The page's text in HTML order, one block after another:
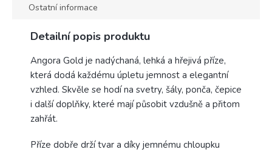
Ostatní informace
Detailní popis produktu
Angora Gold je nadýchaná, lehká a hřejivá příze,
která dodá každému úpletu jemnost a elegantní
vzhled. Skvěle se hodí na svetry, šály, ponča, čepice
i další doplňky, které mají působit vzdušně a přitom
zahřát.
Příze dobře drží tvar a díky jemnému chloupku